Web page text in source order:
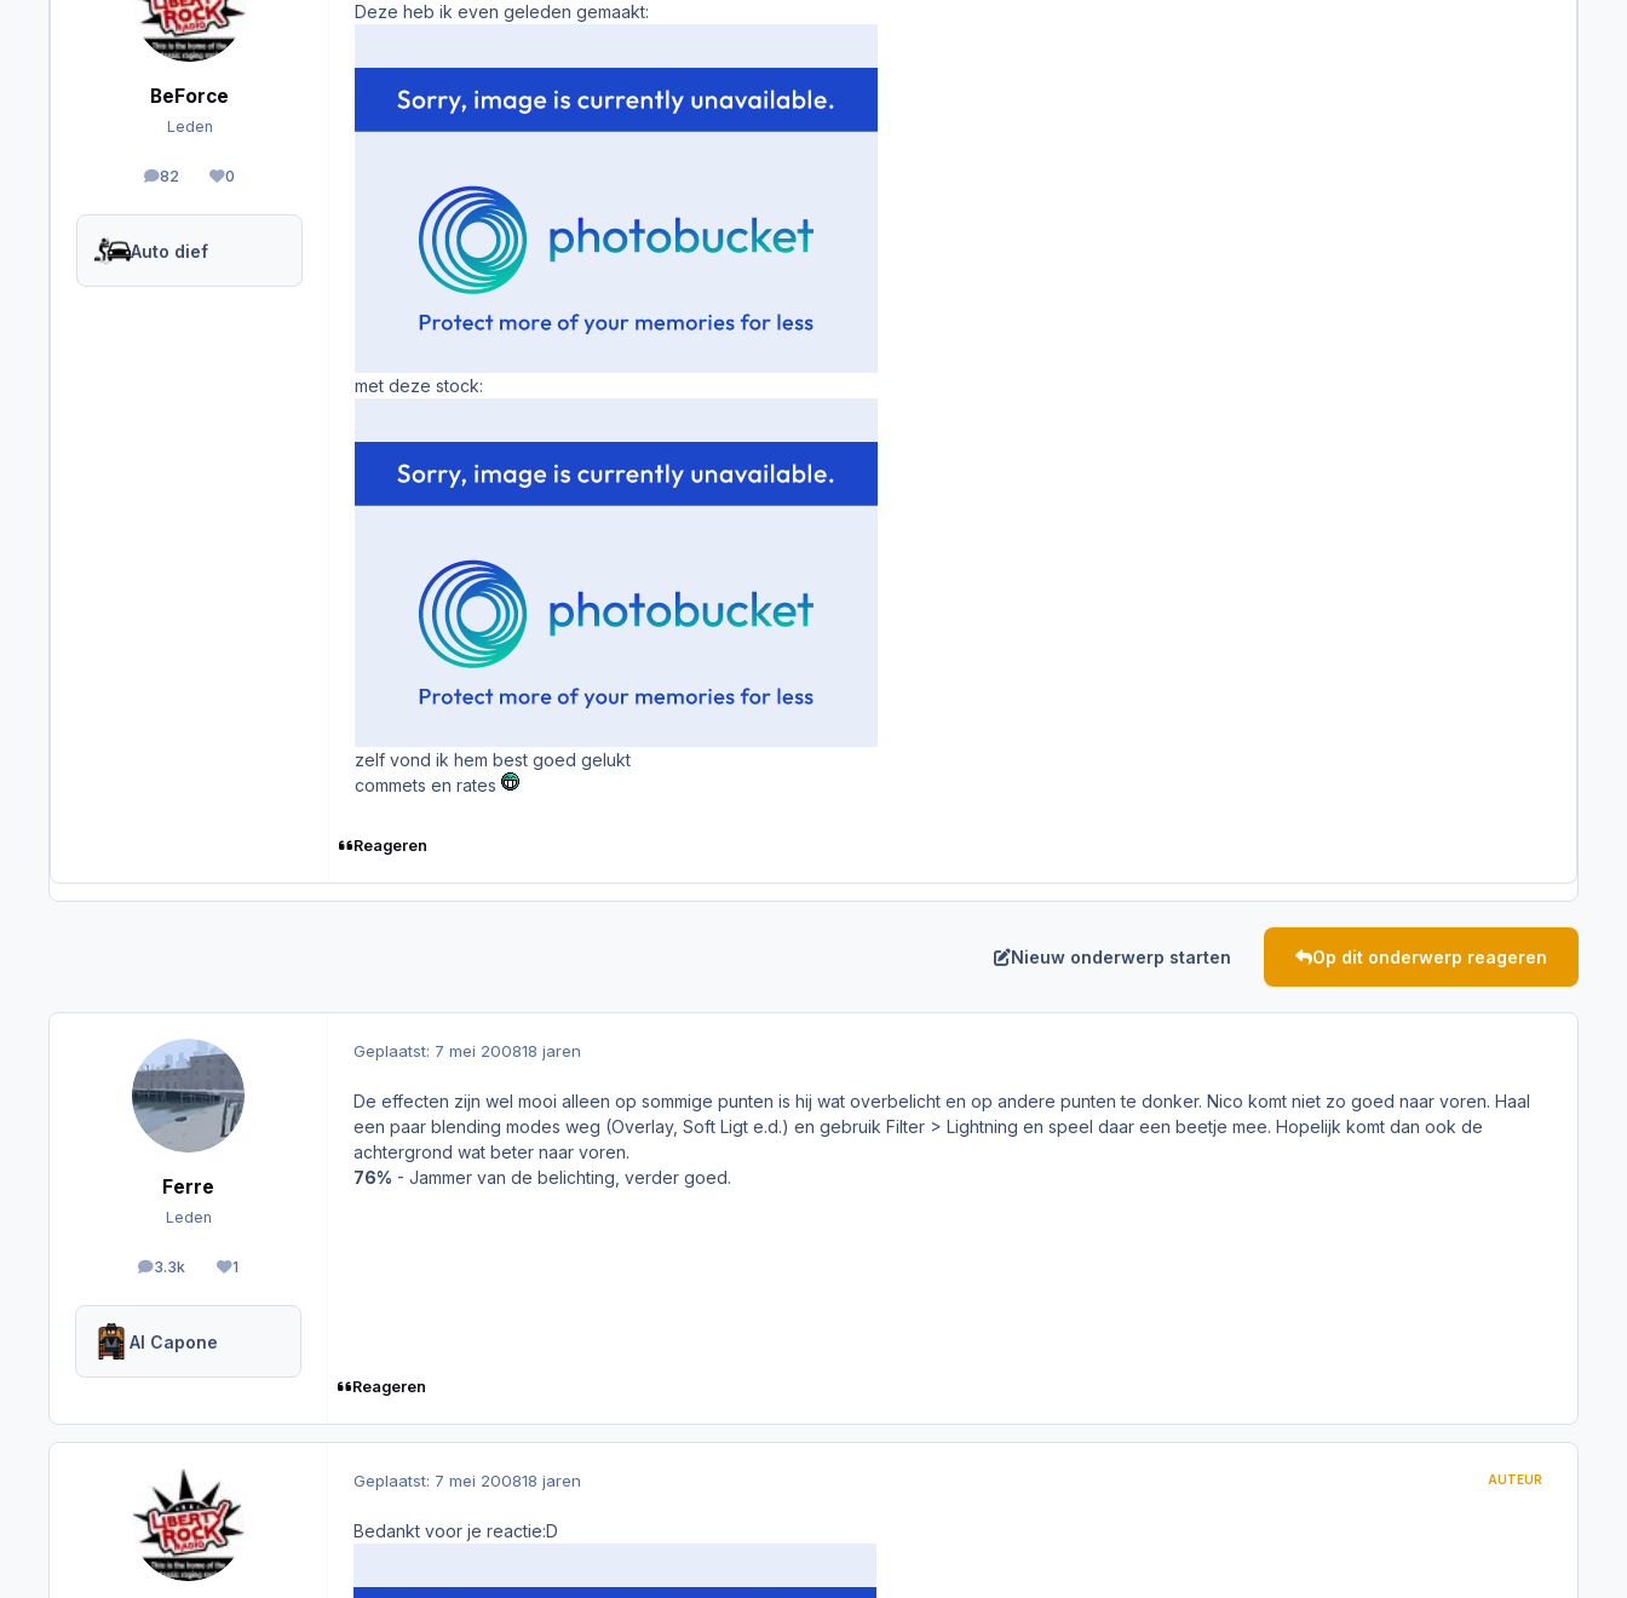
BeForce
Leden
82
berichten0
Reputation
Auto dief
Deze heb ik even geleden gemaakt:
met deze stock:
zelf vond ik hem best goed gelukt
commets en rates
Reageren
Nieuw onderwerp starten Op dit onderwerp reageren
Ferre
Leden
3.3k
berichten1
Reputation
Al Capone
Geplaatst: 7 mei 200818 jaren
De effecten zijn wel mooi alleen op sommige punten is hij wat overbelicht en op andere punten te donker. Nico komt niet zo goed naar voren. Haal
een paar blending modes weg (Overlay, Soft Ligt e.d.) en gebruik Filter > Lightning en speel daar een beetje mee. Hopelijk komt dan ook de
achtergrond wat beter naar voren.
76% - Jammer van de belichting, verder goed.
Reageren
Geplaatst: 7 mei 200818 jaren AUTEUR
Bedankt voor je reactie:D